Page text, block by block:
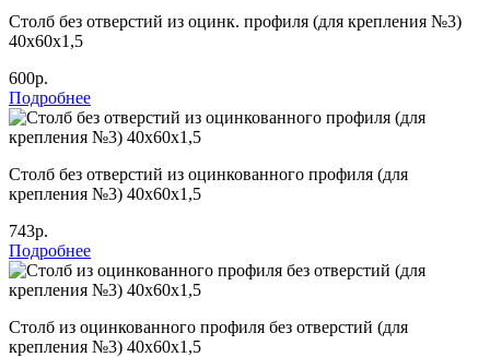
Столб без отверстий из оцинк. профиля (для крепления №3)
40х60х1,5
600р.
Подробнее
Столб без отверстий из оцинкованного профиля (для
крепления №3) 40х60х1,5
743р.
Подробнее
Столб из оцинкованного профиля без отверстий (для
крепления №3) 40х60х1,5